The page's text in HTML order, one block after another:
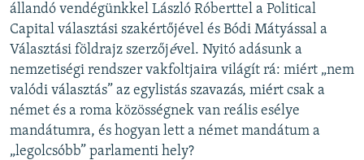
állandó vendégünkkel László Róberttel a Political
Capital választási szakértőjével és Bódi Mátyással a
Választási földrajz szerzőjével. Nyitó adásunk a
nemzetiségi rendszer vakfoltjaira világít rá: miért „nem
valódi választás” az egylistás szavazás, miért csak a
német és a roma közösségnek van reális esélye
mandátumra, és hogyan lett a német mandátum a
„legolcsóbb” parlamenti hely?